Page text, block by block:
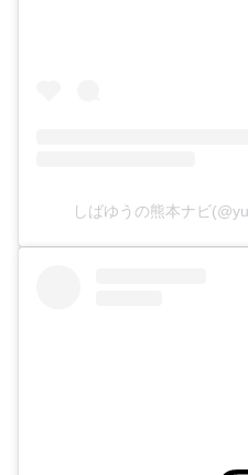
しばゆうの熊本ナビ